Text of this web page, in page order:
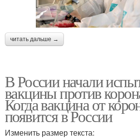
читать дальше →
В России начали
вакцины против
Когда вакцина от
появится в России
Изменить размер текста: